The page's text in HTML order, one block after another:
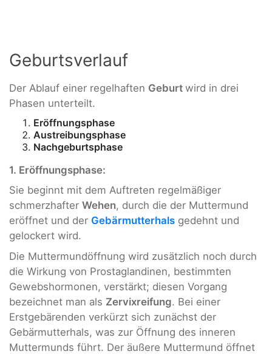
Geburtsverlauf
Der Ablauf einer regelhaften Geburt wird in drei
Phasen unterteilt.
Eröffnungsphase
Austreibungsphase
Nachgeburtsphase
1. Eröffnungsphase:
Sie beginnt mit dem Auftreten regelmäßiger
schmerzhafter Wehen, durch die der Muttermund
eröffnet und der Gebärmutterhals gedehnt und
gelockert wird.
Die Muttermundöffnung wird zusätzlich noch durch
die Wirkung von Prostaglandinen, bestimmten
Gewebshormonen, verstärkt; diesen Vorgang
bezeichnet man als Zervixreifung. Bei einer
Erstgebärenden verkürzt sich zunächst der
Gebärmutterhals, was zur Öffnung des inneren
Muttermunds führt. Der äußere Muttermund öffnet